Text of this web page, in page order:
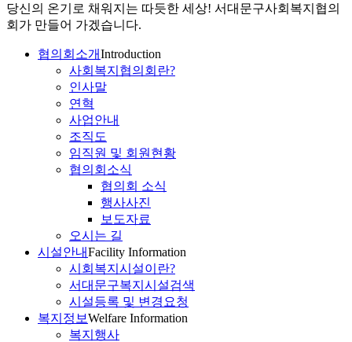
당신의 온기로 채워지는 따듯한 세상! 서대문구사회복지협의
회가 만들어 가겠습니다.
협의회소개Introduction
사회복지협의회란?
인사말
연혁
사업안내
조직도
임직원 및 회원현황
협의회소식
협의회 소식
행사사진
보도자료
오시는 길
시설안내Facility Information
시회복지시설이란?
서대문구복지시설검색
시설등록 및 변경요청
복지정보Welfare Information
복지행사